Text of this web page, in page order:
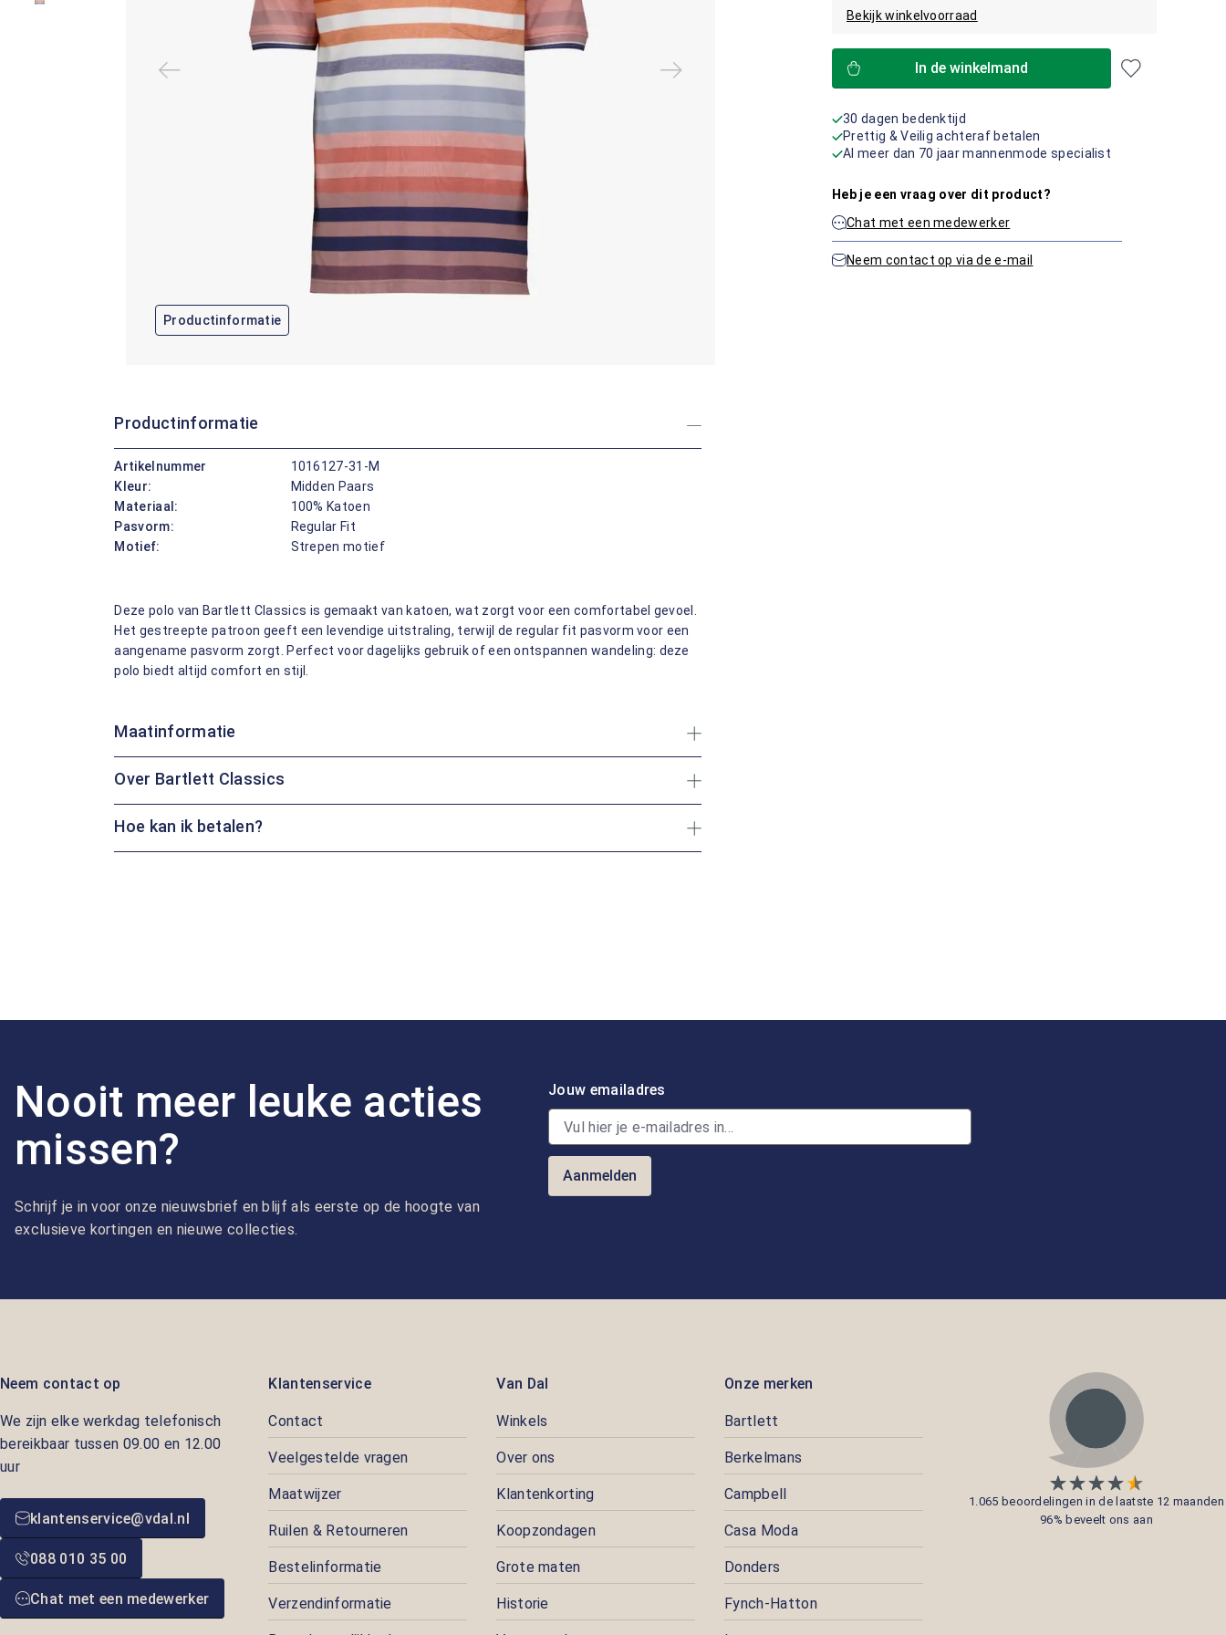
Productinformatie
Bekijk winkelvoorraad
In de winkelmand
30 dagen bedenktijd
Prettig & Veilig achteraf betalen
Al meer dan 70 jaar mannenmode specialist
Heb je een vraag over dit product?
Chat met een medewerker
Neem contact op via de e-mail
Productinformatie
Artikelnummer
1016127-31-M
Kleur:
Midden Paars
Materiaal:
100% Katoen
Pasvorm:
Regular Fit
Motief:
Strepen motief
Deze polo van Bartlett Classics is gemaakt van katoen, wat zorgt voor een comfortabel gevoel.
Het gestreepte patroon geeft een levendige uitstraling, terwijl de regular fit pasvorm voor een
aangename pasvorm zorgt. Perfect voor dagelijks gebruik of een ontspannen wandeling: deze
polo biedt altijd comfort en stijl.
Maatinformatie
Over Bartlett Classics
Hoe kan ik betalen?
Nooit meer leuke acties
missen?
Schrijf je in voor onze nieuwsbrief en blijf als eerste op de hoogte van
exclusieve kortingen en nieuwe collecties.
Jouw emailadres
Aanmelden
Neem contact op
We zijn elke werkdag telefonisch
bereikbaar tussen 09.00 en 12.00
uur
klantenservice@vdal.nl
088 010 35 00
Chat met een medewerker
Klantenservice
Contact
Veelgestelde vragen
Maatwijzer
Ruilen & Retourneren
Bestelinformatie
Verzendinformatie
Van Dal
Winkels
Over ons
Klantenkorting
Koopzondagen
Grote maten
Historie
Onze merken
Bartlett
Berkelmans
Campbell
Casa Moda
Donders
Fynch-Hatton
1.065 beoordelingen in de laatste 12 maanden
96% beveelt ons aan